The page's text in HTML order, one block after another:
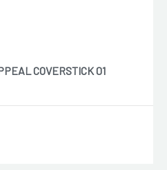
COVERSTICK 01